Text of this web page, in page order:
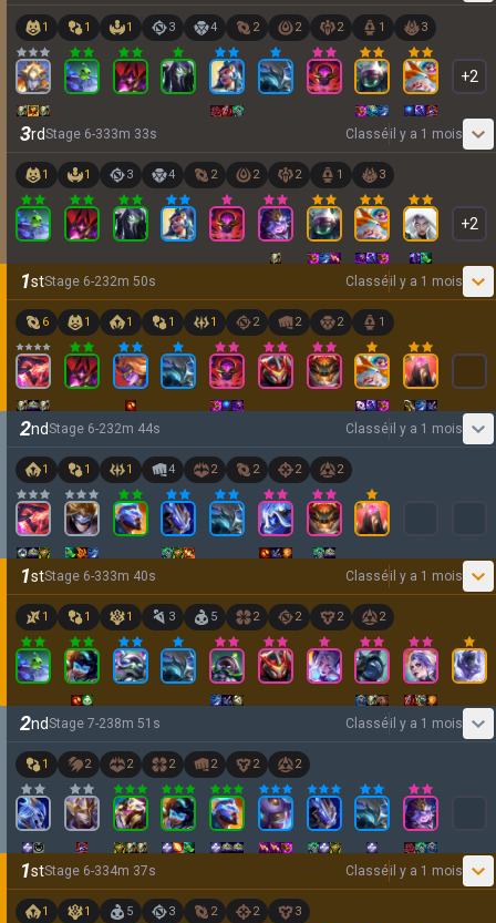
1 1 1 3 4 2 2 2 1 3
+2
3rdStage 6-333m 33s Classéil y a 1 mois
1 1 3 4 2 2 2 1 3
+2
1stStage 6-232m 50s Classéil y a 1 mois
6 1 1 1 1 2 2 2 1
2ndStage 6-232m 44s Classéil y a 1 mois
1 1 1 4 2 2 2 2
1stStage 6-333m 40s Classéil y a 1 mois
1 1 1 3 5 2 2 2 2
2ndStage 7-238m 51 s Classéil y a 1 mois
1 2 2 2 2 2 2
1stStage 6-334m 37s Classéil y a 1 mois
1 1 5 3 2 2 3